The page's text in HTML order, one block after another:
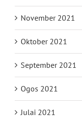
November 2021
Oktober 2021
September 2021
Ogos 2021
Julai 2021